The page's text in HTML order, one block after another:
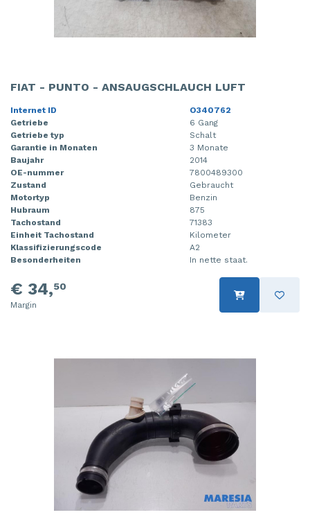
FIAT - PUNTO - ANSAUGSCHLAUCH LUFT
Internet ID
O340762
Getriebe
6 Gang
Getriebe typ
Schalt
Garantie in Monaten
3 Monate
Baujahr
2014
OE-nummer
7800489300
Zustand
Gebraucht
Motortyp
Benzin
Hubraum
875
Tachostand
71383
Einheit Tachostand
Kilometer
Klassifizierungscode
A2
Besonderheiten
In nette staat.
€ 34,50
Margin